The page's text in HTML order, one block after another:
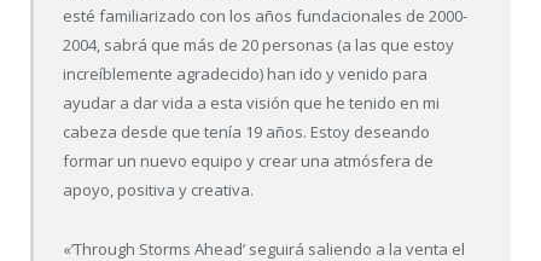
esté familiarizado con los años fundacionales de 2000-
2004, sabrá que más de 20 personas (a las que estoy
increíblemente agradecido) han ido y venido para
ayudar a dar vida a esta visión que he tenido en mi
cabeza desde que tenía 19 años. Estoy deseando
formar un nuevo equipo y crear una atmósfera de
apoyo, positiva y creativa.
«’Through Storms Ahead’ seguirá saliendo a la venta el